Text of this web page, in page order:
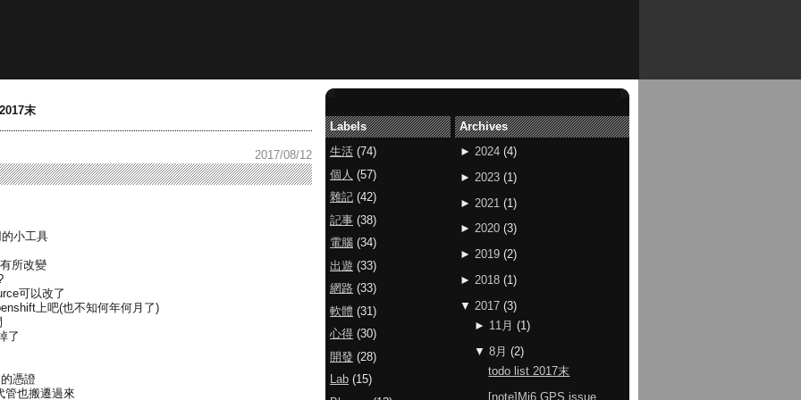
末
2017/08/12
小工具
所改變
可以改了
上吧(也不知何年何月了)
了
憑證
管也搬遷過來
Archives
► 2024 (4)
► 2023 (1 )
► 2021 (1)
► 2020 (3)
► 2019 (2)
► 2018 (1 )
▼ 2017 (3)
► 11月 (1 )
▼ 8月 (2)
todo list 2017末
[note]Mi6 GPS issue
Labels
生活 (74)
個人 (57)
雜記 (42)
記事 (38)
電腦 (34)
出遊 (33)
網路 (33)
軟體 (31)
心得 (30)
開發 (28)
Lab (15)